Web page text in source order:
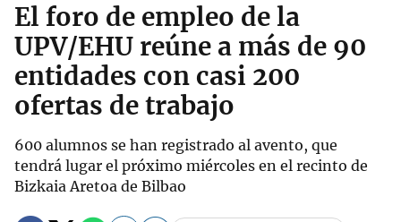
El foro de empleo de la
UPV/EHU reúne a más de 90
entidades con casi 200
ofertas de trabajo
600 alumnos se han registrado al avento, que
tendrá lugar el próximo miércoles en el recinto de
Bizkaia Aretoa de Bilbao